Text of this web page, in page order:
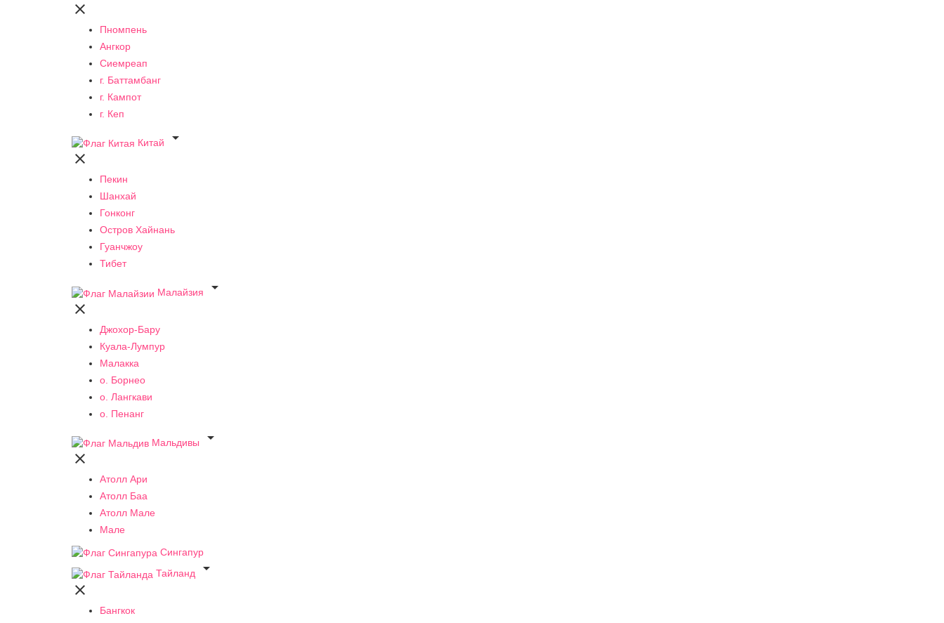

Пномпень
Ангкор
Сиемреап
г. Баттамбанг
г. Кампот
г. Кеп
Китай


Пекин
Шанхай
Гонконг
Остров Хайнань
Гуанчжоу
Тибет
Малайзия


Джохор-Бару
Куала-Лумпур
Малакка
о. Борнео
о. Лангкави
о. Пенанг
Мальдивы


Атолл Ари
Атолл Баа
Атолл Мале
Мале
Сингапур
Тайланд


Бангкок